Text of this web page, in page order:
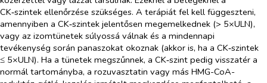
CK‑szintek ellenőrzése szükséges. A terápiát fel kell függeszteni,
amennyiben a CK‑szintek jelentősen megemelkednek (> 5×ULN),
vagy az izomtünetek súlyossá válnak és a mindennapi
tevékenység során panaszokat okoznak (akkor is, ha a CK‑szintek
≤ 5×ULN). Ha a tünetek megszűnnek, a CK‑szint pedig visszatér a
normál tartományba, a rozuvasztatin vagy más HMG-CoA-